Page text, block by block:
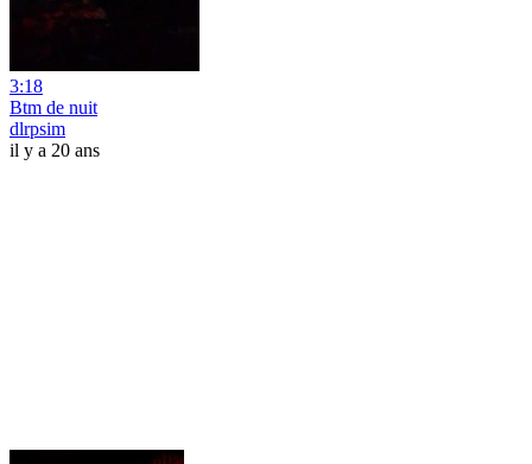
3:18
Btm de nuit
dlrpsim
il y a 20 ans